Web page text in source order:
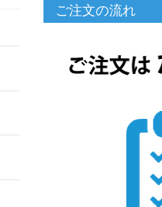
ご注文の流れ